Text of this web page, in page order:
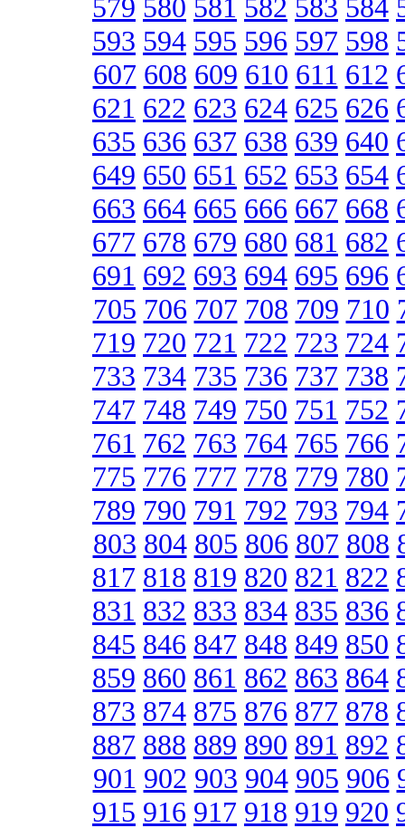
579 580 581 582 583 584
593 594 595 596 597 598
607 608 609 610 611 612
621 622 623 624 625 626
635 636 637 638 639 640
649 650 651 652 653 654
663 664 665 666 667 668
677 678 679 680 681 682
691 692 693 694 695 696
705 706 707 708 709 710
719 720 721 722 723 724
733 734 735 736 737 738
747 748 749 750 751 752
761 762 763 764 765 766
775 776 777 778 779 780
789 790 791 792 793 794
803 804 805 806 807 808
817 818 819 820 821 822
831 832 833 834 835 836
845 846 847 848 849 850
859 860 861 862 863 864
873 874 875 876 877 878
887 888 889 890 891 892
901 902 903 904 905 906
915 916 917 918 919 920